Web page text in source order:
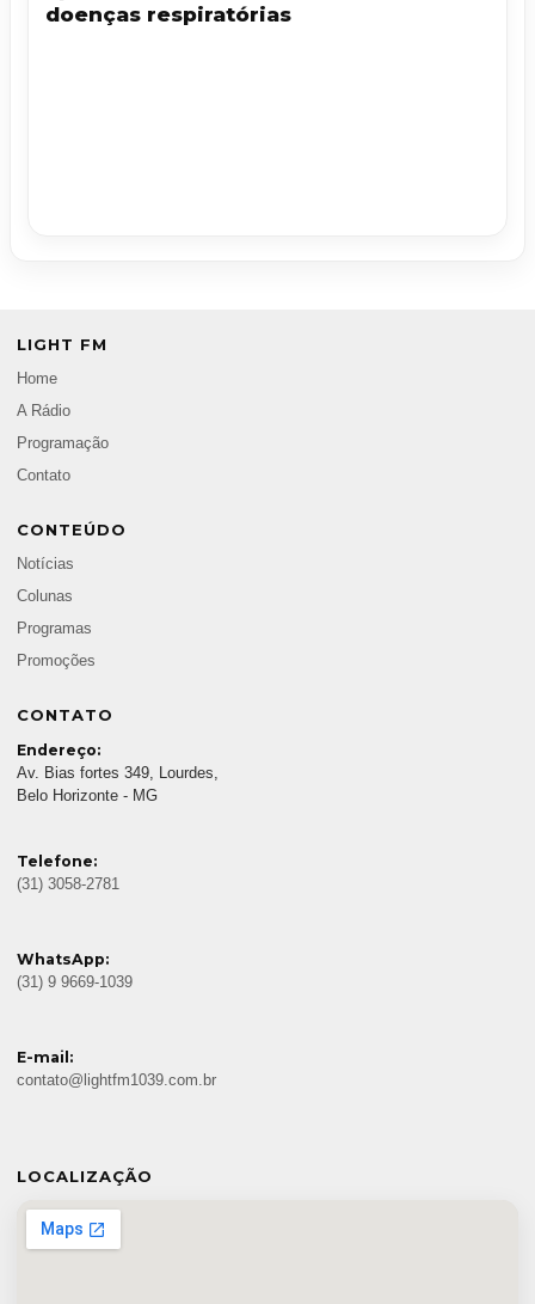
doenças respiratórias
LIGHT FM
Home
A Rádio
Programação
Contato
CONTEÚDO
Notícias
Colunas
Programas
Promoções
CONTATO
Endereço:
Av. Bias fortes 349, Lourdes,
Belo Horizonte - MG
Telefone:
(31) 3058-2781
WhatsApp:
(31) 9 9669-1039
E-mail:
contato@lightfm1039.com.br
LOCALIZAÇÃO